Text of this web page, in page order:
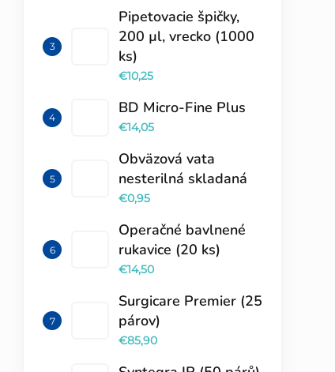
Pipetovacie špičky,
200 µl, vrecko (1000
ks)
€10,25
BD Micro-Fine Plus
€14,05
Obväzová vata
nesterilná skladaná
€0,95
Operačné bavlnené
rukavice (20 ks)
€14,50
Surgicare Premier (25
párov)
€85,90